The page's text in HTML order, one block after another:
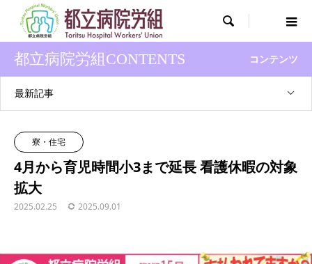

都立病院労組CONTENTS コンテンツ
最新記事
寮・住宅
4月から育児時間小3まで延長 看護休暇の対象
拡大
2025.02.25 2025.09.01